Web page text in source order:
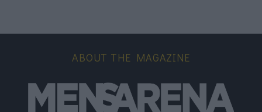
ABOUT THE MAGAZINE